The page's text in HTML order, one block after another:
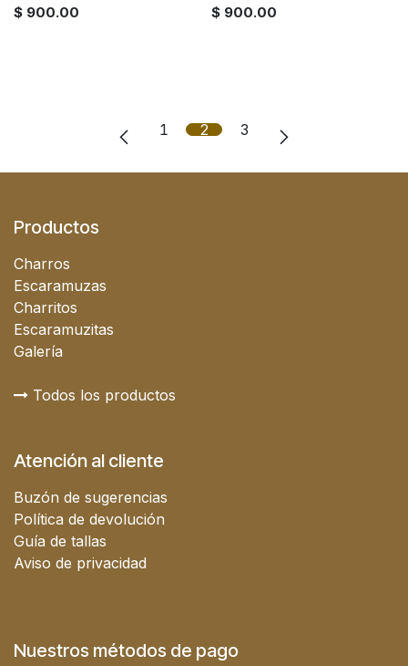
$ 900.00 $ 900.00
1 2 3
Productos
Charros
Escaramuzas
Charritos
Escaramuzitas
Galería
Todos los productos
Atención al cliente
Buzón de sugerencias
Política de devolución
Guía de tallas
Aviso de privacidad
Nuestros métodos de pago